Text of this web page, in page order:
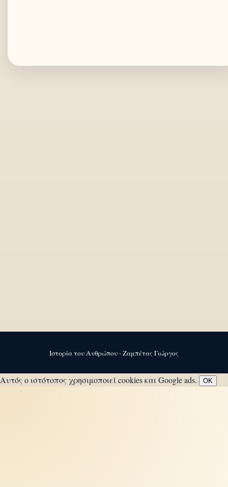
Ιστορία του Ανθρώπου - Ζαμπέτας Γιώργος
Αυτός ο ιστότοπος χρησιμοποιεί cookies και Google ads. OK